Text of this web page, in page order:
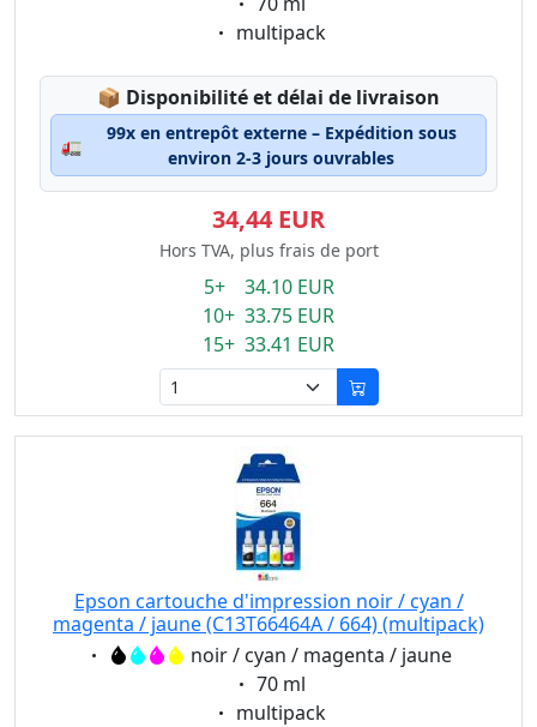
Eigenschaft:
multipack
📦 Lagerstatus:
Disponibilité et délai de livraison
🚛
99x en entrepôt externe – Expédition sous
environ 2-3 jours ouvrables
34,44 EUR
Hors TVA, plus frais de port
5+ 34.10 EUR
10+ 33.75 EUR
15+ 33.41 EUR
Epson cartouche d'impression noir / cyan /
magenta / jaune (C13T66464A / 664) (multipack)
Eigenschaft:noir / cyan / magenta / jaune
Eigenschaft:
70 ml
Eigenschaft:
multipack